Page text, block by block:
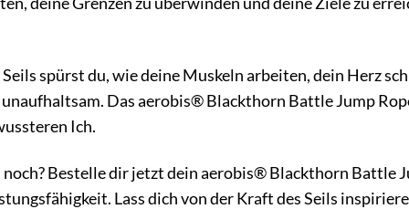
spürst du, wie deine Muskeln arbeiten, dein Herz
Das aerobis® Blackthorn Battle Jump
Ich.
Bestelle dir jetzt dein aerobis® Blackthorn Battle
Lass dich von der Kraft des Seils